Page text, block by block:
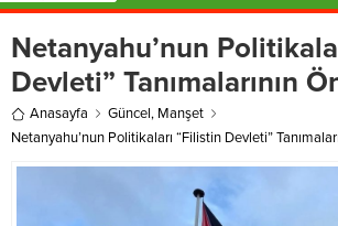
Netanyahu’nun
Devleti” Tanımalarının
Anasayfa Güncel, Manşet
Netanyahu’nun Politikaları “Filistin Devleti”